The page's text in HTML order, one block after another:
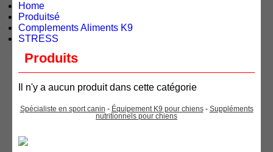
Home
Produitsé
Complements Aliments K9
STRESS
Produits
Il n'y a aucun produit dans cette catégorie
Spécialiste en sport canin - Équipement K9 pour chiens- Suppléments
nutritionnels pour chiens